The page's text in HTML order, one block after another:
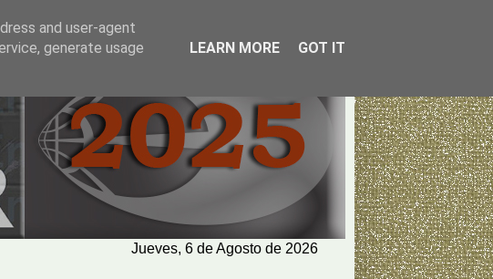
Jueves, 6 de Agosto de 2026
and user-agent
generate usage
LEARN MORE GOT IT